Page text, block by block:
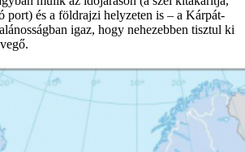
port) és a földrajzi helyzeten is – a Kárpát-
igaz, hogy nehezebben tisztul ki